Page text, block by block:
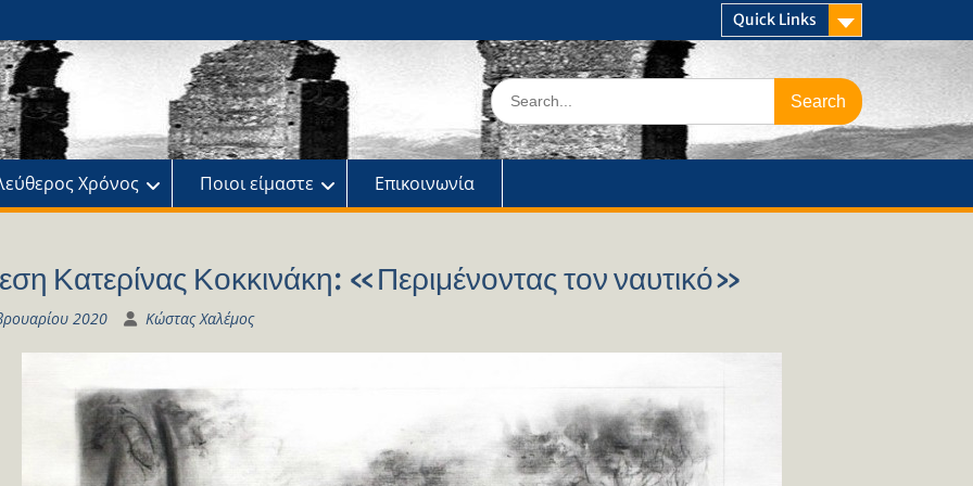
Quick Links
Search
for:
Χρόνος Ποιοι είμαστε Επικοινωνία
Κατερίνας Κοκκινάκη: «Περιμένοντας τον ναυτικό»
2020 Κώστας Χαλέμος